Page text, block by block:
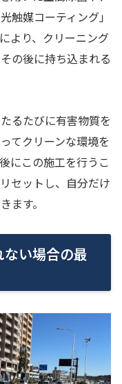
触媒コーティング」
より、クリーニング
の後に持ち込まれる
るたびに有害物質を
てクリーンな環境を
にこの施工を行うこ
セットし、自分だけ
ます。
い場合の最